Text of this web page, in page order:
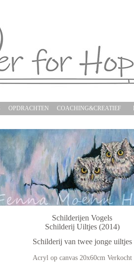
OPDRACHTEN COACHING&CREATIEF
Schilderijen Vogels
Schilderij Uiltjes (2014)
Schilderij van twee jonge uiltjes
Acryl op canvas 20x60cm Verkocht